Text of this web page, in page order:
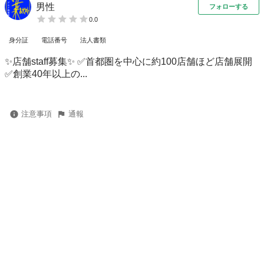
男性
0.0
フォローする
身分証 電話番号 法人書類
✨店舗staff募集✨ ✅首都圏を中心に約100店舗ほど店舗展開
✅創業40年以上の...
注意事項 通報